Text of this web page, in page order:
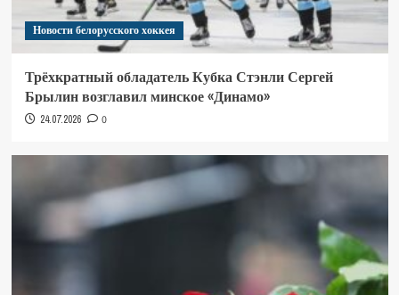
Новости белорусского хоккея
Трёхкратный обладатель Кубка Стэнли Сергей
Брылин возглавил минское «Динамо»
24.07.2026 0